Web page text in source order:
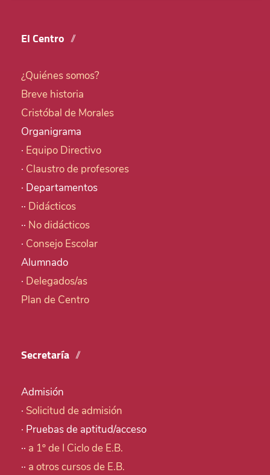
El Centro
¿Quiénes somos?
Breve historia
Cristóbal de Morales
Organigrama
· Equipo Directivo
· Claustro de profesores
· Departamentos
·· Didácticos
·· No didácticos
· Consejo Escolar
Alumnado
· Delegados/as
Plan de Centro
Secretaría
Admisión
· Solicitud de admisión
· Pruebas de aptitud/acceso
·· a 1º de I Ciclo de E.B.
·· a otros cursos de E.B.